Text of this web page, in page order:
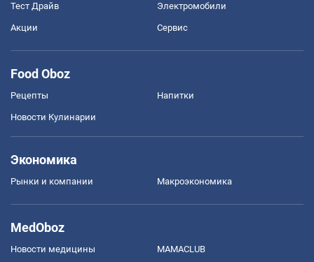
Тест Драйв Электромобили
Акции Сервис
Food Oboz
Рецепты Напитки
Новости Кулинарии
Экономика
Рынки и компании Mакроэкономика
MedOboz
Новости медицины MAMACLUB